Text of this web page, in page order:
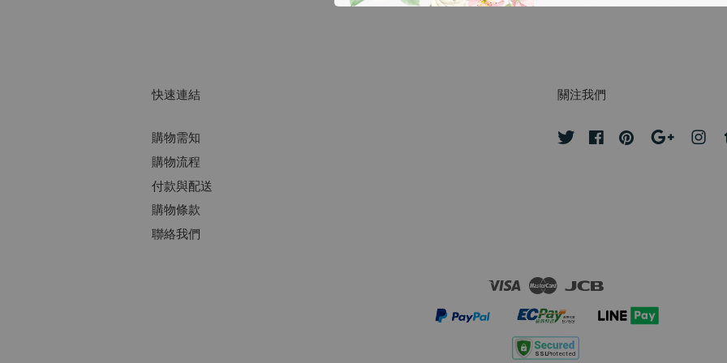
快速連結
購物需知
購物流程
付款與配送
購物條款
聯絡我們
關注我們
Twitter FacebookPinterest Google
Visa Master